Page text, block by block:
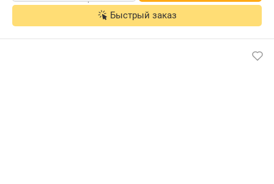
Быстрый заказ